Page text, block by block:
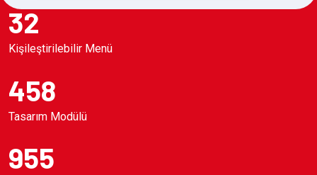
32
Kişileştirilebilir Menü
458
Tasarım Modülü
955